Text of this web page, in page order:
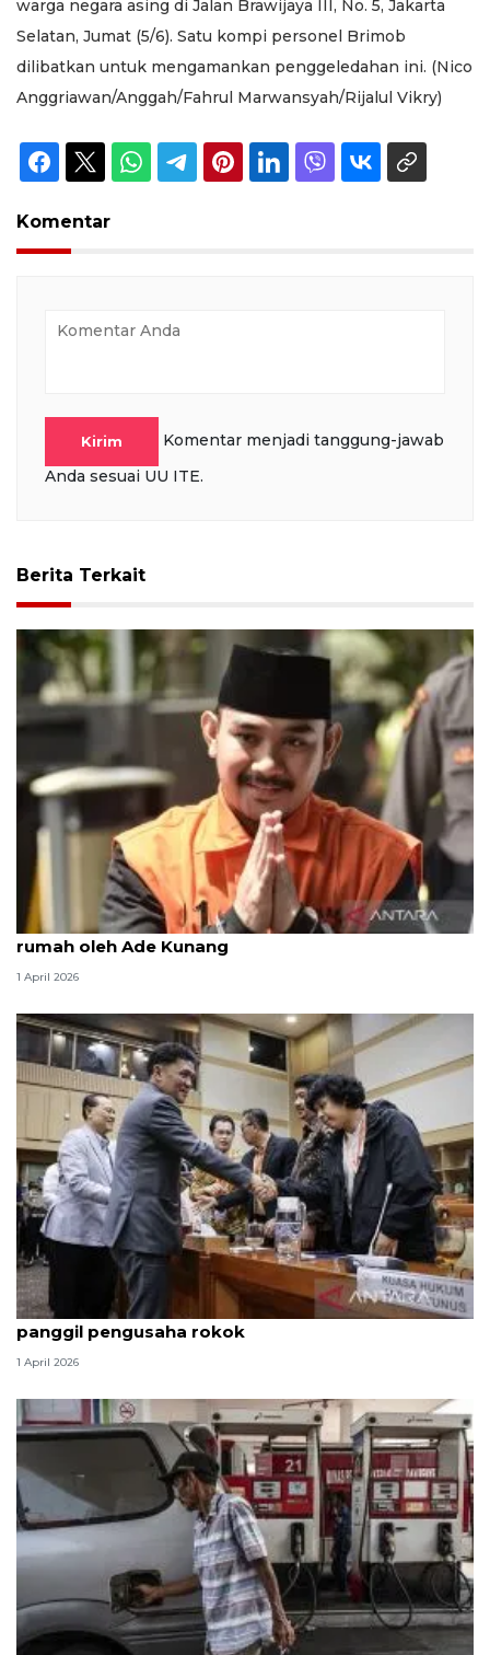
warga negara asing di Jalan Brawijaya III, No. 5, Jakarta
Selatan, Jumat (5/6). Satu kompi personel Brimob
dilibatkan untuk mengamankan penggeledahan ini. (Nico
Anggriawan/Anggah/Fahrul Marwansyah/Rijalul Vikry)
Komentar
Kirim
Komentar menjadi tanggung-jawab
Anda sesuai UU ITE.
Berita Terkait
KPK periksa legal Lippo Cikarang soal pembelian
rumah oleh Ade Kunang
1 April 2026
Hukum kemarin, Andrie masih di HCU hingga KPK
panggil pengusaha rokok
1 April 2026